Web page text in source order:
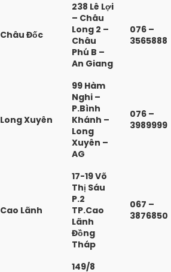
Châu Đốc
238 Lê Lợi
– Châu
Long 2 –
Châu
Phú B –
An Giang
076 –
3565888
Long Xuyên
99 Hàm
Nghi –
P.Bình
Khánh –
Long
Xuyên –
AG
076 –
3989999
Cao Lãnh
17-19 Võ
Thị Sáu
P.2
TP.Cao
Lãnh
Đồng
Tháp
067 –
3876850
149/8